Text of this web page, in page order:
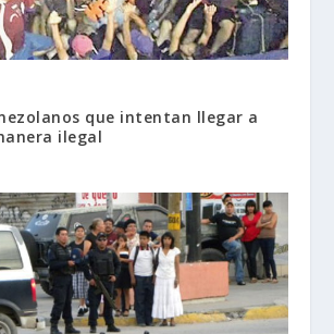
que intentan llegar a
ilegal